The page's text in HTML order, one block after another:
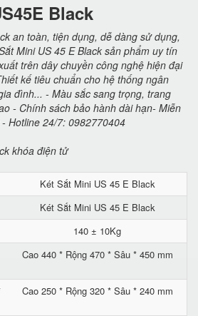
Black
an toàn, tiện dụng, dễ dàng sử dụng,
Mini US 45 E Black sản phẩm uy tín
trên dây chuyền công nghệ hiện đại
kế tiêu chuẩn cho hệ thống ngân
đình... - Màu sắc sang trọng, trang
- Chính sách bảo hành dài hạn- Miễn
Hotline 24/7: 0982770404
Két Sắt Mini US 45 E Black
Két Sắt Mini US 45 E Black
140 ± 10Kg
Cao 440 * Rộng 470 * Sâu * 450 mm
Cao 250 * Rộng 320 * Sâu * 240 mm